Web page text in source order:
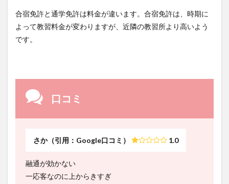
合宿免許と通学免許は料金が違います。合宿免許は、時期に
よって教習料金が変わりますが、近隣の教習所より高いよう
です。
口コミ
さか（引用：Google口コミ） 1.0
融通が効かない
一応客なのに上からきすぎ